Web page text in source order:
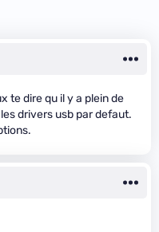
te dire qu il y a plein de
drivers usb par defaut.